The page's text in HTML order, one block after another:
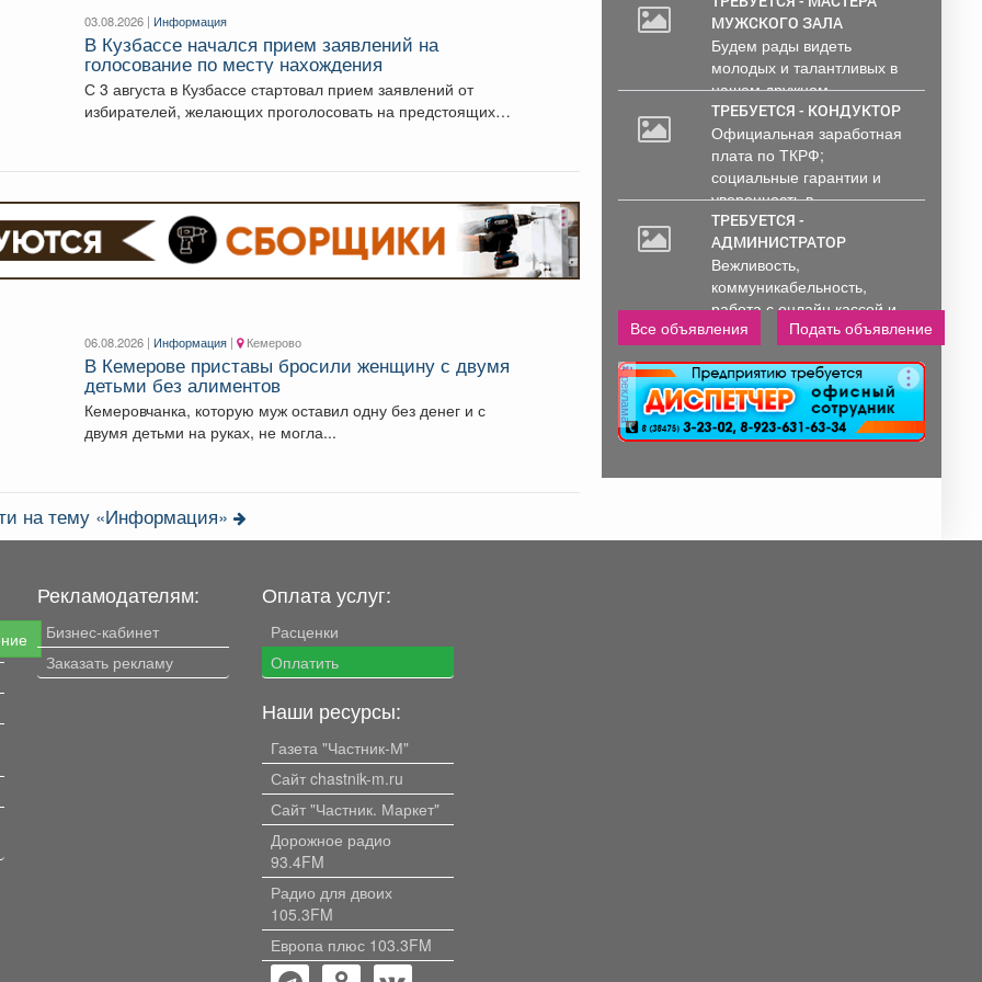
03.08.2026 | Информация
В Кузбассе начался прием заявлений на
голосование по месту нахождения
С 3 августа в Кузбассе стартовал прием заявлений от
избирателей, желающих проголосовать на предстоящих
06.08.2026 | Информация | Кемерово
В Кемерове приставы бросили женщину с двумя
детьми без алиментов
Кемеровчанка, которую муж оставил одну без денег и с
двумя детьми на руках, не могла...
на тему «Информация»
МУЖСКОГО ЗАЛА
Будем рады видеть
молодых и талантливых в
нашем дружном...
ТРЕБУЕТСЯ - КОНДУКТОР
Официальная заработная
плата по ТКРФ;
социальные гарантии и
уверенность в...
ТРЕБУЕТСЯ -
АДМИНИСТРАТОР
Вежливость,
коммуникабельность,
работа с онлайн кассой и
ПК (программы...
Все объявления Подать объявление
реклама
Рекламодателям:
Бизнес-кабинет
Заказать рекламу
Оплата услуг:
Расценки
Оплатить
Наши ресурсы:
Газета "Частник-М"
Сайт chastnik-m.ru
Сайт "Частник. Маркет"
Дорожное радио
93.4FM
Радио для двоих
105.3FM
Европа плюс 103.3FM